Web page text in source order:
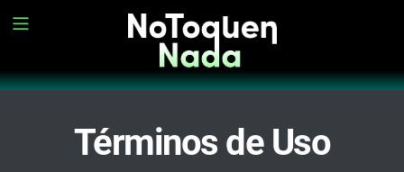
Términos de Uso